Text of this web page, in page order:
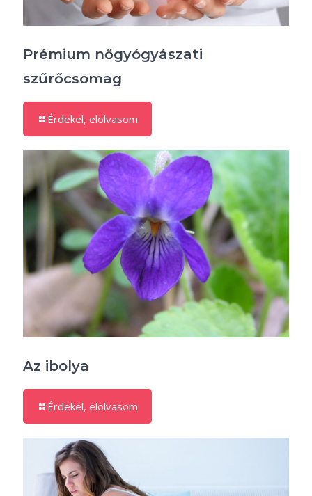
Prémium nőgyógyászati
szűrőcsomag
Érdekel, elolvasom
Az ibolya
Érdekel, elolvasom